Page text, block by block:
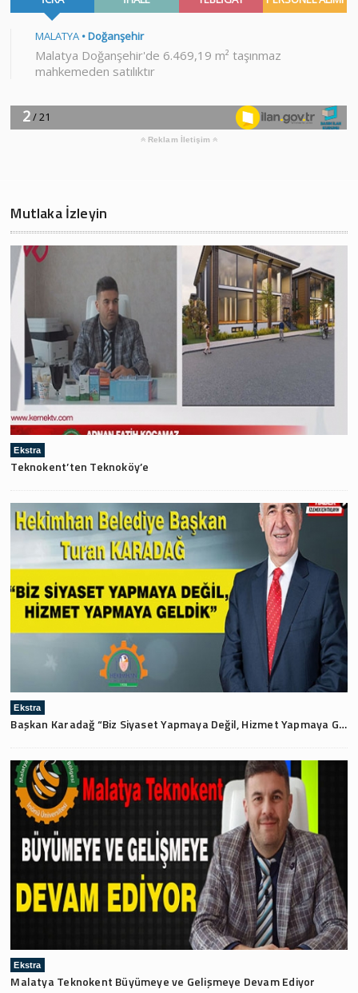
Reklam İletişim
Mutlaka İzleyin
Ekstra
Teknokent’ten Teknoköy’e
Ekstra
Başkan Karadağ “Biz Siyaset Yapmaya Değil, Hizmet Yapmaya Geldik”
Ekstra
Malatya Teknokent Büyümeye ve Gelişmeye Devam Ediyor